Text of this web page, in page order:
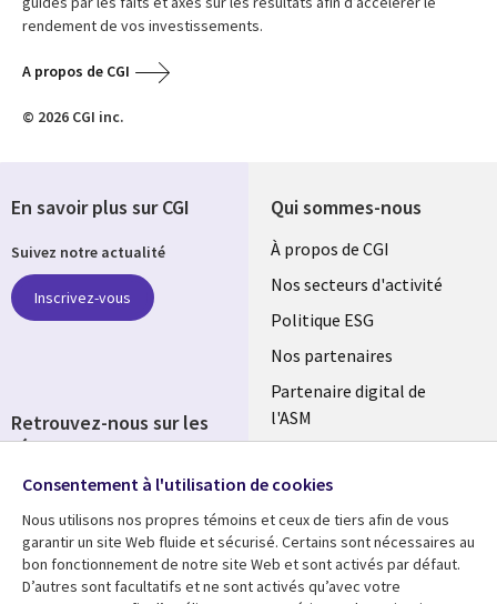
rendement de vos investissements.
A propos de CGI
© 2026 CGI inc.
Qui sommes-nous
Useful
links
FRANCE
À propos de CGI
Nos secteurs d'activité
Politique ESG
Nos partenaires
Partenaire digital de
l'ASM
Fusions
Ressources Support
En savoir plus sur CGI
Suivez notre actualité
Inscrivez-vous
Retrouvez-nous sur les
réseaux
Social
Media
FRANCE
Consentement à l'utilisation de cookies
Nous utilisons nos propres témoins et ceux de tiers afin de vous
garantir un site Web fluide et sécurisé. Certains sont nécessaires au
bon fonctionnement de notre site Web et sont activés par défaut.
D’autres sont facultatifs et ne sont activés qu’avec votre